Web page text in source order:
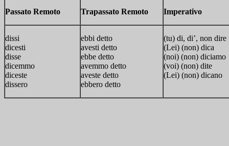
Passato Remoto Trapassato Remoto Imperativo
dissi
dicesti
disse
dicemmo
diceste
dissero
ebbi detto
avesti detto
ebbe detto
avemmo detto
aveste detto
ebbero detto
(tu) di, di’, non dire
(Lei) (non) dica
(noi) (non) diciamo
(voi) (non) dite
(Lei) (non) dicano